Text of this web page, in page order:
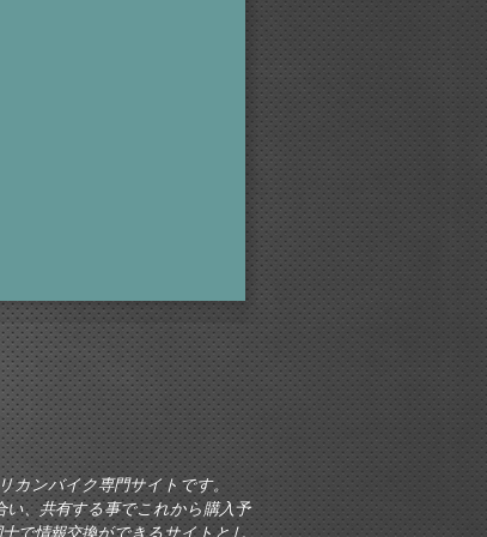
カンバイク専門サイトです。
、共有する事でこれから購入予
で情報交換ができるサイトとし